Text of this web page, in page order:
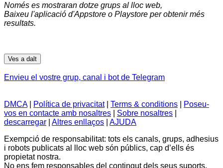
Només es mostraran dotze grups al lloc web,
Baixeu l'aplicació d'Appstore o Playstore per obtenir més
resultats.
Ves a dalt
Envieu el vostre grup, canal i bot de Telegram
DMCA| Política de privacitat| Terms & conditions
Poseu-
vos en contacte amb nosaltres
Sobre nosaltres
descarregar
Altres enllaços
AJUDA
Exempció de responsabilitat: tots els canals, grups, adhesius
i robots publicats al lloc web són públics, cap d’ells és
propietat nostra.
No ens fem responsables del contingut dels seus suports.